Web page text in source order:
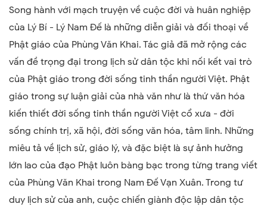
Song hành với mạch truyện về cuộc đời và huân nghiệp
của Lý Bí - Lý Nam Đế là những diễn giải và đối thoại về
Phật giáo của Phùng Văn Khai. Tác giả đã mở rộng các
vấn đề trọng đại trong lịch sử dân tộc khi nối kết vai trò
của Phật giáo trong đời sống tinh thần người Việt. Phật
giáo trong sự luận giải của nhà văn như là thứ văn hóa
kiến thiết đời sống tinh thần người Việt cổ xưa - đời
sống chính trị, xã hội, đời sống văn hóa, tâm linh. Những
miêu tả về lịch sử, giáo lý, và đặc biệt là sự ảnh hưởng
lớn lao của đạo Phật luôn bàng bạc trong từng trang viết
của Phùng Văn Khai trong Nam Đế Vạn Xuân. Trong tư
duy lịch sử của anh, cuộc chiến giành độc lập dân tộc